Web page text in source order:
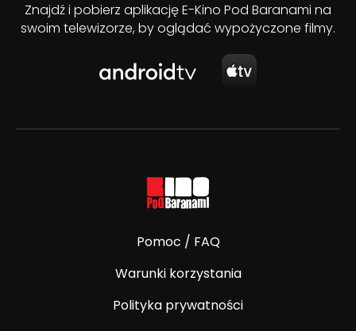
Znajdź i pobierz aplikację E-Kino Pod Baranami na
swoim telewizorze, by oglądać wypożyczone filmy.
Pomoc / FAQ
Warunki korzystania
Polityka prywatności